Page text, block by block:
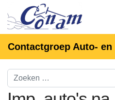
Contactgroep Auto-